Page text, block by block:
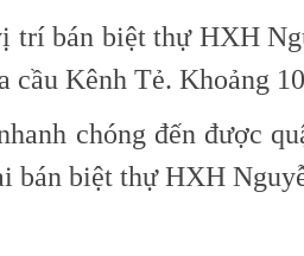
tríbán biệt thự HXH
cầu Kênh Tẻ. Khoảng
chóng đến được
bán biệt thự HXH